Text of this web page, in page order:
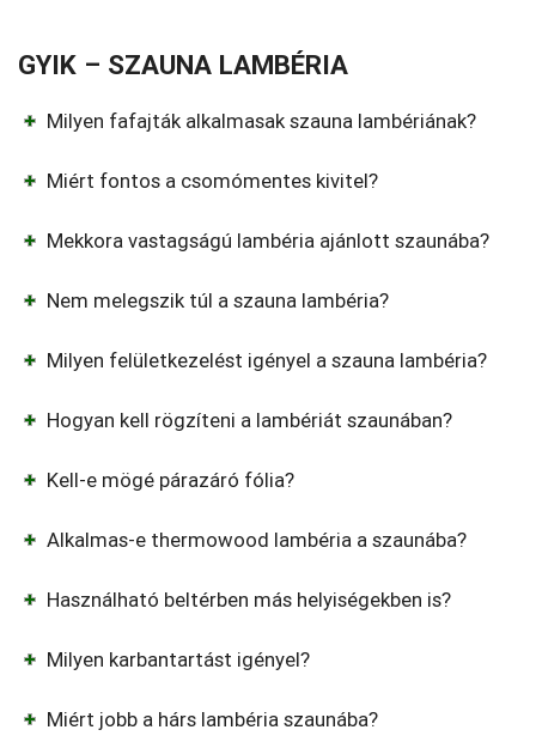
GYIK – SZAUNA LAMBÉRIA
Milyen fafajták alkalmasak szauna lambériának?
Miért fontos a csomómentes kivitel?
Mekkora vastagságú lambéria ajánlott szaunába?
Nem melegszik túl a szauna lambéria?
Milyen felületkezelést igényel a szauna lambéria?
Hogyan kell rögzíteni a lambériát szaunában?
Kell-e mögé párazáró fólia?
Alkalmas-e thermowood lambéria a szaunába?
Használható beltérben más helyiségekben is?
Milyen karbantartást igényel?
Miért jobb a hárs lambéria szaunába?